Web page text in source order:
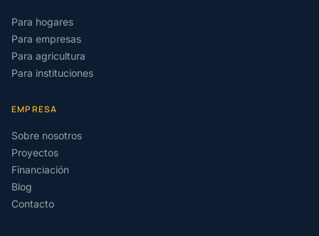
Para hogares
Para empresas
Para agricultura
Para instituciones
EMPRESA
Sobre nosotros
Proyectos
Financiación
Blog
Contacto